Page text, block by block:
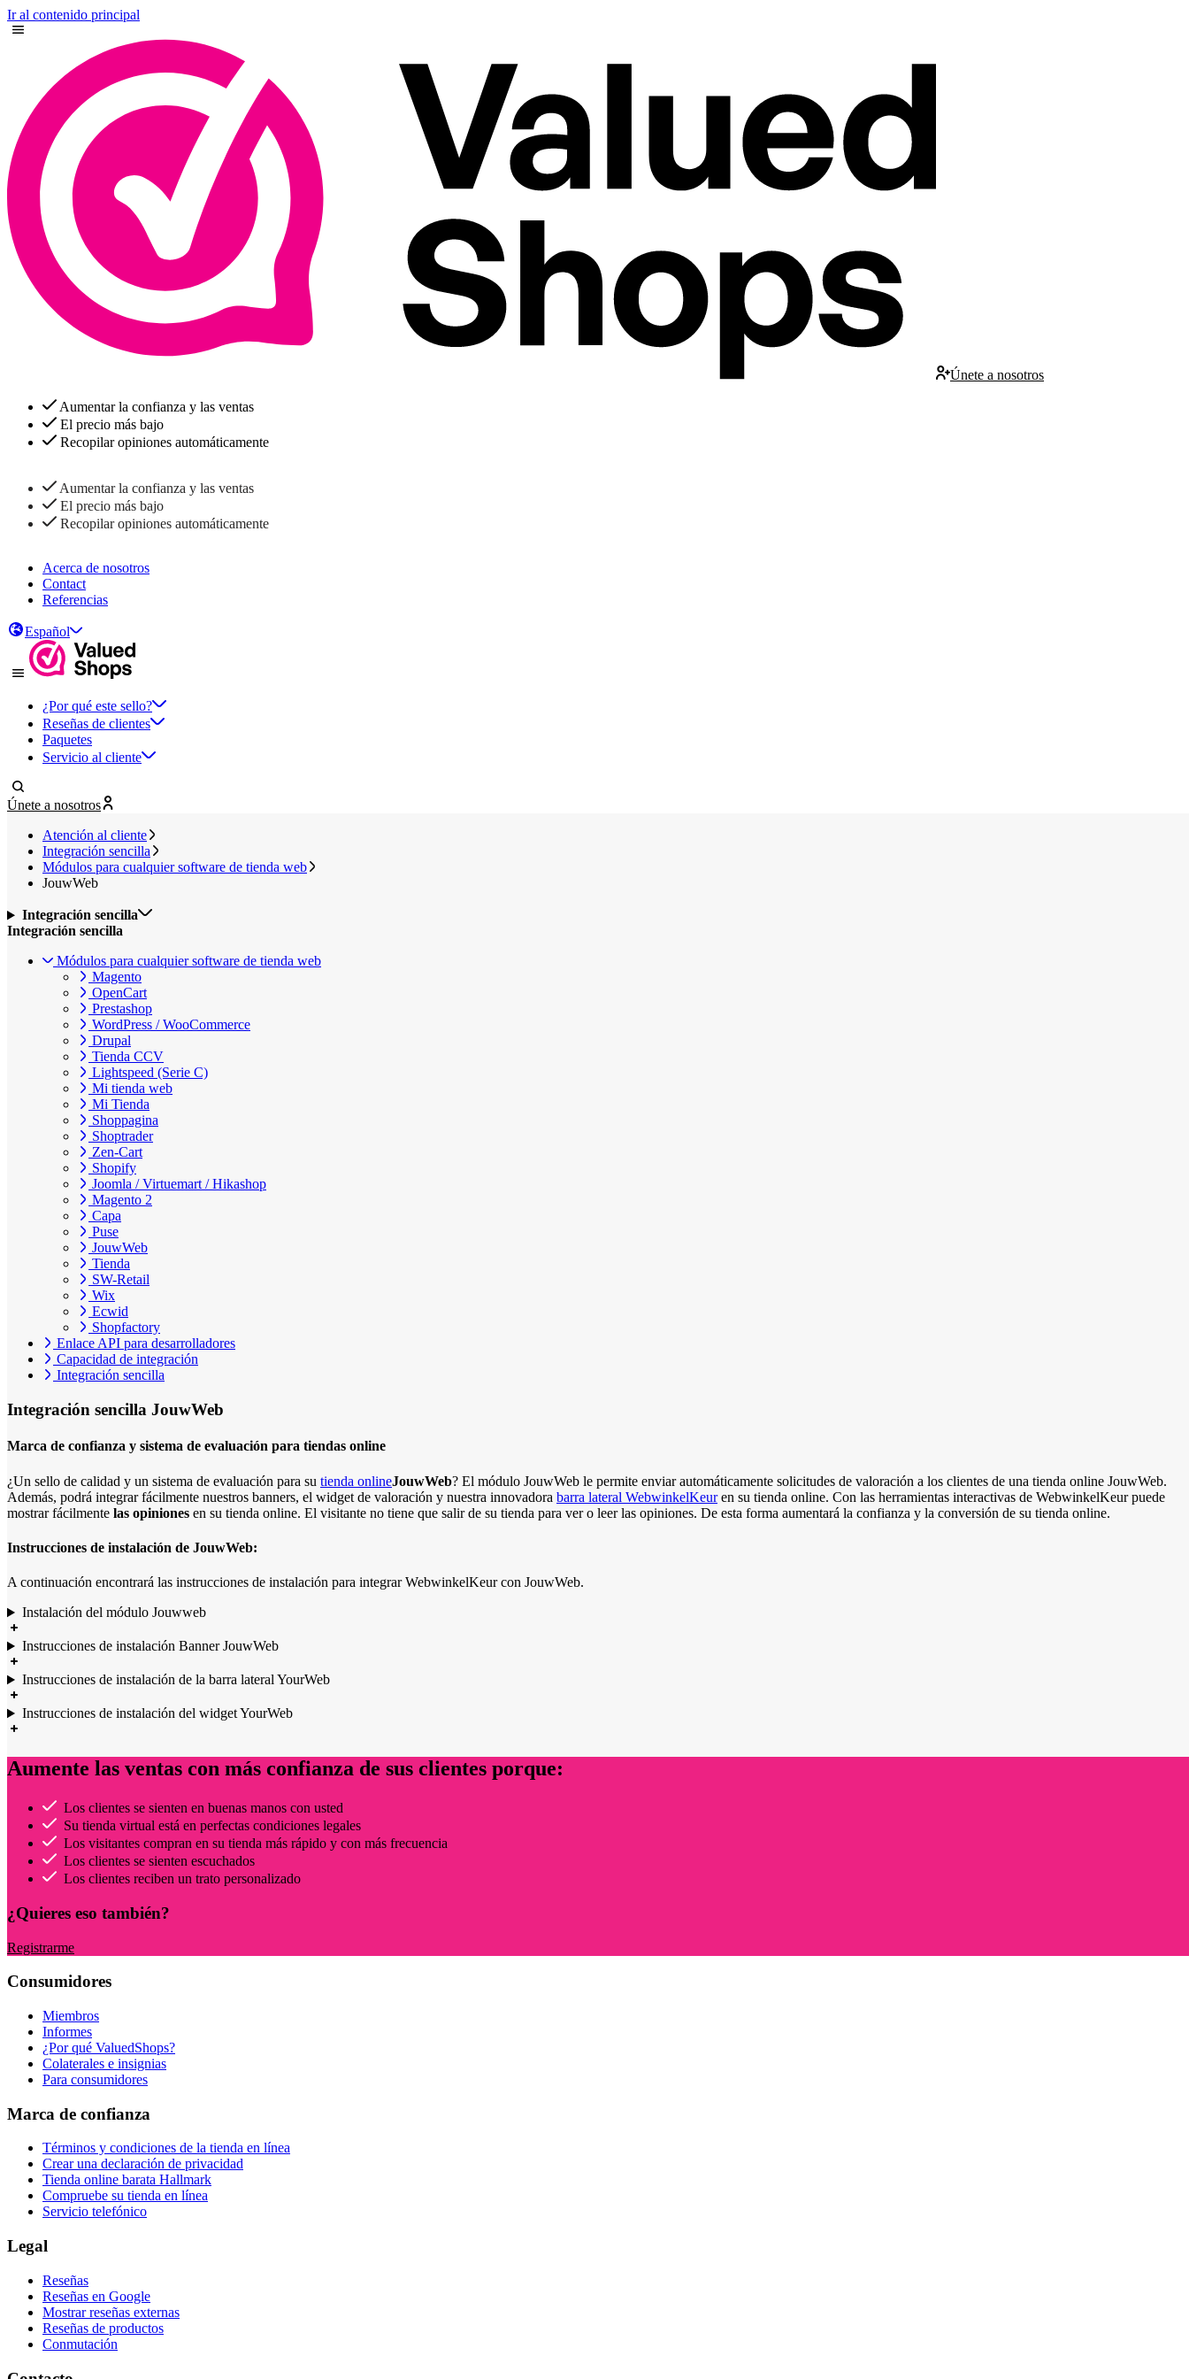
Ir al contenido principal
Únete a nosotros
Aumentar la confianza y las ventas
El precio más bajo
Recopilar opiniones automáticamente
Aumentar la confianza y las ventas
El precio más bajo
Recopilar opiniones automáticamente
Acerca de nosotros
Contact
Referencias
Español
¿Por qué este sello?
Reseñas de clientes
Paquetes
Servicio al cliente
Únete a nosotros
Atención al cliente
Integración sencilla
Módulos para cualquier software de tienda web
JouwWeb
Integración sencilla
Integración sencilla
Módulos para cualquier software de tienda web
Magento
OpenCart
Prestashop
WordPress / WooCommerce
Drupal
Tienda CCV
Lightspeed (Serie C)
Mi tienda web
Mi Tienda
Shoppagina
Shoptrader
Zen-Cart
Shopify
Joomla / Virtuemart / Hikashop
Magento 2
Capa
Puse
JouwWeb
Tienda
SW-Retail
Wix
Ecwid
Shopfactory
Enlace API para desarrolladores
Capacidad de integración
Integración sencilla
Integración sencilla JouwWeb
Marca de confianza y sistema de evaluación para tiendas online
¿Un sello de calidad y un sistema de evaluación para su tienda onlineJouwWeb? El módulo JouwWeb le permite enviar automáticamente solicitudes de valoración a los clientes de una tienda online JouwWeb.
Además, podrá integrar fácilmente nuestros banners, el widget de valoración y nuestra innovadora barra lateral WebwinkelKeuren su tienda online. Con las herramientas interactivas de WebwinkelKeur puede
mostrar fácilmente las opiniones en su tienda online. El visitante no tiene que salir de su tienda para ver o leer las opiniones. De esta forma aumentará la confianza y la conversión de su tienda online.
Instrucciones de instalación de JouwWeb:
A continuación encontrará las instrucciones de instalación para integrar WebwinkelKeur con JouwWeb.
Instalación del módulo Jouwweb
Instrucciones de instalación Banner JouwWeb
Instrucciones de instalación de la barra lateral YourWeb
Instrucciones de instalación del widget YourWeb
Aumente las ventas con más confianza de sus clientes porque:
Los clientes se sienten en buenas manos con usted
Su tienda virtual está en perfectas condiciones legales
Los visitantes compran en su tienda más rápido y con más frecuencia
Los clientes se sienten escuchados
Los clientes reciben un trato personalizado
¿Quieres eso también?
Registrarme
Consumidores
Miembros
Informes
¿Por qué ValuedShops?
Colaterales e insignias
Para consumidores
Marca de confianza
Términos y condiciones de la tienda en línea
Crear una declaración de privacidad
Tienda online barata Hallmark
Compruebe su tienda en línea
Servicio telefónico
Legal
Reseñas
Reseñas en Google
Mostrar reseñas externas
Reseñas de productos
Conmutación